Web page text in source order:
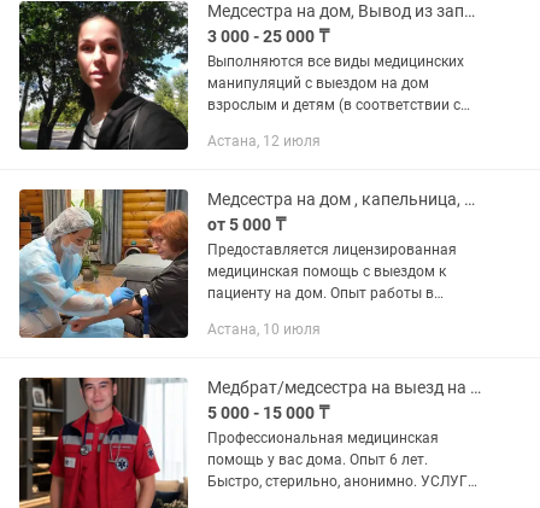
Медсестра на дом, Вывод из запоя, капельница на дом, интоксикация
3 000 - 25 000 ₸
Выполняются все виды медицинских
манипуляций с выездом на дом
взрослым и детям (в соответствии с
подкожные и внутривенные инъекции,
Астана, 12 июля
Медсестра на дом , капельница, вывод из запоя , интоксикация
от 5 000 ₸
Предоставляется лицензированная
медицинская помощь с выездом к
пациенту на дом. Опыт работы в
процедуры: • Постановка капельниц на
Астана, 10 июля
Медбрат/медсестра на выезд на дом уколы, система, и т.д.
5 000 - 15 000 ₸
Профессиональная медицинская
помощь у вас дома. Опыт 6 лет.
Быстро, стерильно, анонимно. УСЛУГИ: